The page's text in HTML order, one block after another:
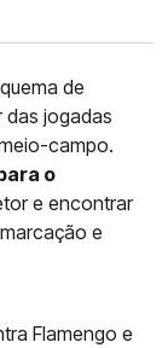
de
das jogadas
campo.
o
e encontrar
e
Flamengo e